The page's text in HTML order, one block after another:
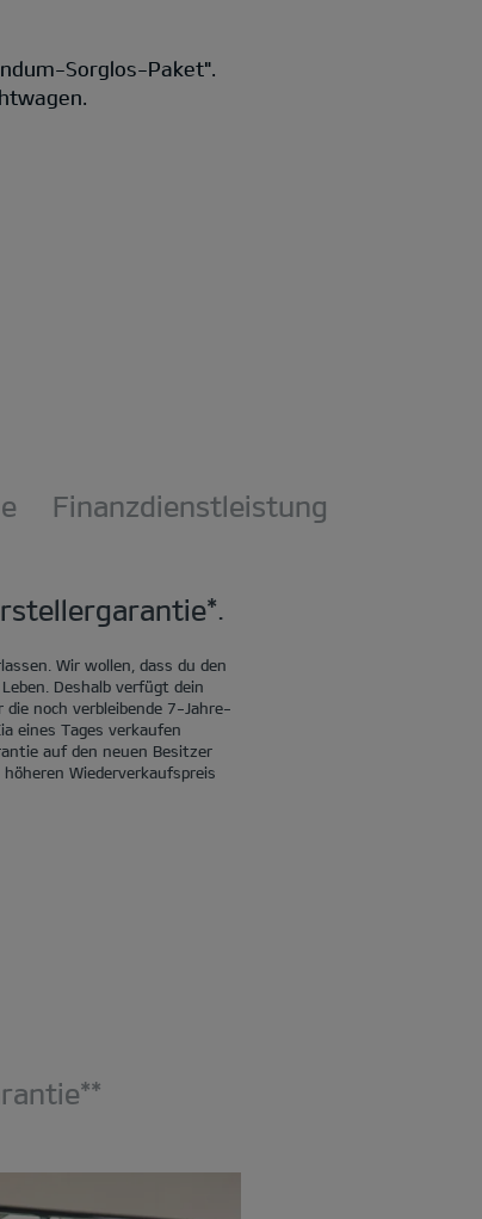
Sorglos-Paket".
Finanzdienstleistung
Wir wollen, dass du den
Deshalb verfügt dein
noch verbleibende 7-Jahre-
eines Tages verkaufen
auf den neuen Besitzer
Wiederverkaufspreis